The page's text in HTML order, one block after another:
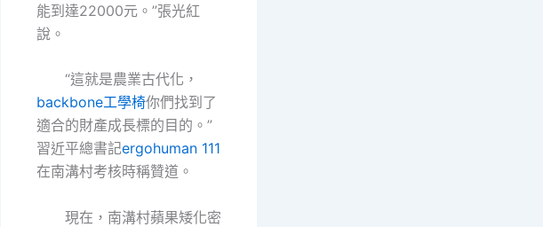
能到達22000元。”張光紅
說。
“這就是農業古代化，
backbone工學椅你們找到了
適合的財產成長標的目的。”
習近平總書記ergohuman 111
在南溝村考核時稱贊道。
現在，南溝村蘋果矮化密